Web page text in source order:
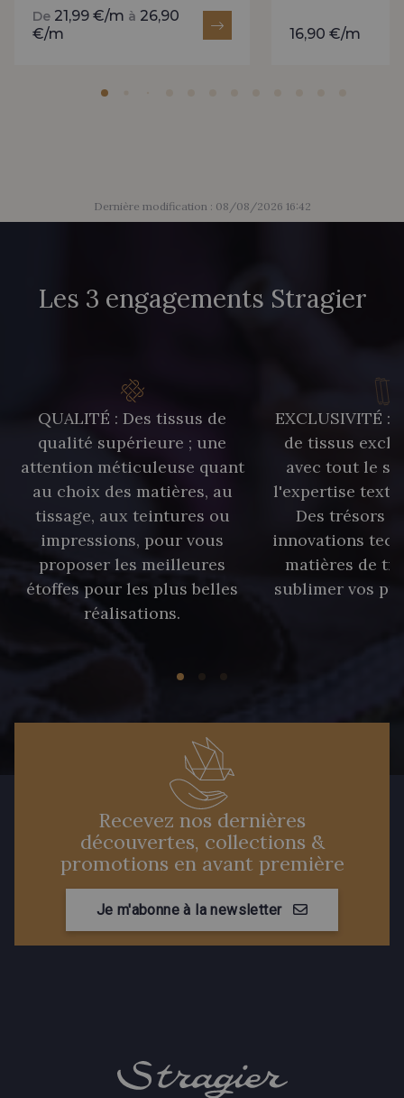
De 21,99 €/m à 26,90
€/m
16,90 €/m
Dernière modification : 08/08/2026 16:42
Les 3 engagements Stragier
QUALITÉ : Des tissus de
qualité supérieure ; une
attention méticuleuse quant
au choix des matières, au
tissage, aux teintures ou
impressions, pour vous
proposer les meilleures
étoffes pour les plus belles
réalisations.
EXCLUSIVITÉ :
de tissus
avec tout le
l'expertise
Des trésors
innovations
matières de
sublimer vos
Recevez nos dernières
découvertes, collections &
promotions en avant première
Je m'abonne à la newsletter